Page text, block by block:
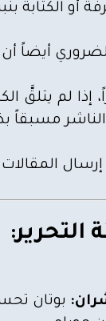
أو الكتابة
أيضاً
إذا لم
الناشر مسبقاً
المقالات
التحرير:
بوتان